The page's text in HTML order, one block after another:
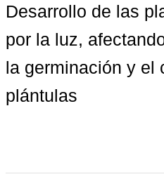
Desarrollo de las
por la luz,
la germinación y el
plántulas